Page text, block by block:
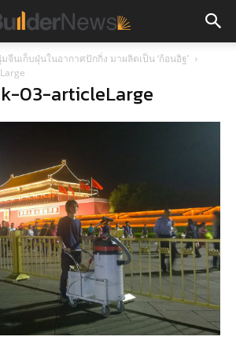
จีนเก็บฝุ่นในอากาศปักกิ่ง มาผลิตเป็น ‘ก้อนอิฐ’
03-articleLarge